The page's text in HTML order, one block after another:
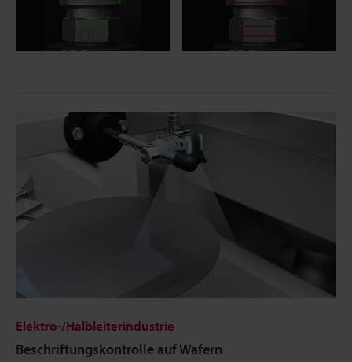
Elektro-/Halbleiterindustrie
Beschriftungskontrolle auf Wafern